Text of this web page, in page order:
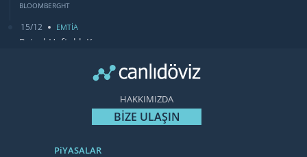
BLOOMBERGHT
15/12 EMTİA
Petrol Haftalık Kazancı
Bugün Gözler Fed Faiz Kararında
HAKKIMIZDA
BİZE ULAŞIN
PiYASALAR